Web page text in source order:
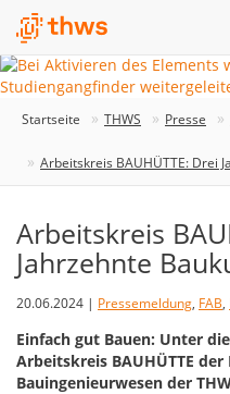
Startseite THWS Presse
Arbeitskreis BAUHÜTTE: Drei
Arbeitskreis
Jahrzehnte
20.06.2024 | Pressemeldung, FAB,
Einfach gut Bauen: Unter
Arbeitskreis BAUHÜTTE
Bauingenieurwesen der